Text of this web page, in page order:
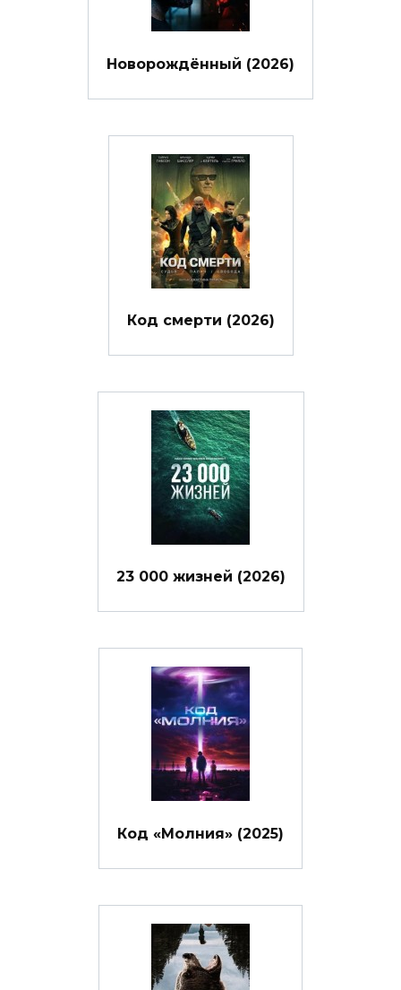
Новорождённый (2026)
Код смерти (2026)
23 000 жизней (2026)
Код «Молния» (2025)